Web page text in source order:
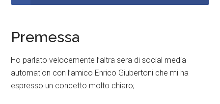
Premessa
Ho parlato velocemente l’altra sera di social media
automation con l’amico Enrico Giubertoni che mi ha
espresso un concetto molto chiaro;